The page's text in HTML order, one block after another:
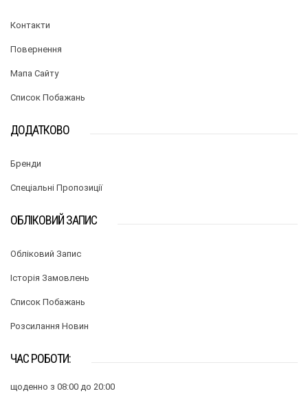
Контакти
Повернення
Мапа Сайту
Список Побажань
ДОДАТКОВО
Бренди
Спеціальні Пропозиції
ОБЛІКОВИЙ ЗАПИС
Обліковий Запис
Історія Замовлень
Список Побажань
Розсилання Новин
ЧАС РОБОТИ:
щоденно з 08:00 до 20:00